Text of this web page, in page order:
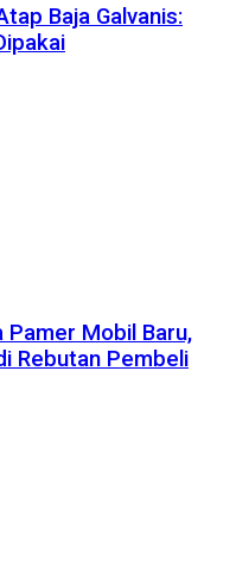
Baja Galvanis:
Pamer Mobil Baru,
Rebutan Pembeli